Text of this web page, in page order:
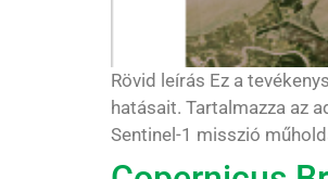
Rövid leírás Ez a
hatásait. Tartalmazza az
Sentinel-1 misszió